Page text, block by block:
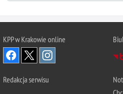
KPP w Krakowie online
Redakcja serwisu